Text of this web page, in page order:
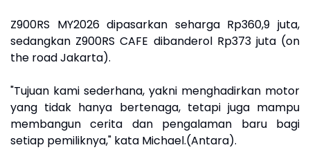
Z900RS MY2026 dipasarkan seharga Rp360,9 juta,
sedangkan Z900RS CAFE dibanderol Rp373 juta (on
the road Jakarta).
"Tujuan kami sederhana, yakni menghadirkan motor
yang tidak hanya bertenaga, tetapi juga mampu
membangun cerita dan pengalaman baru bagi
setiap pemiliknya," kata Michael.(Antara).